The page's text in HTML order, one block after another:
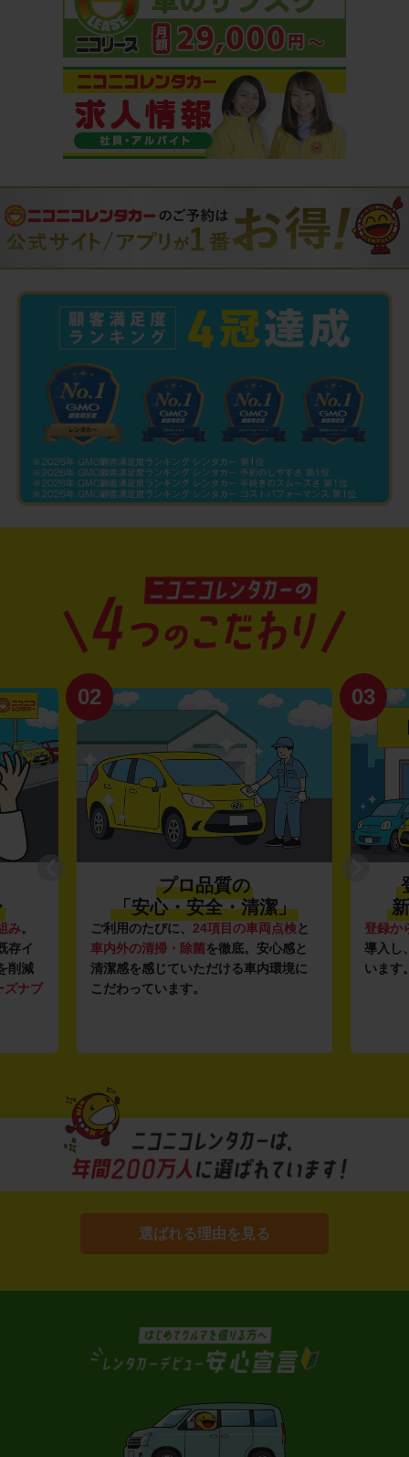
み。
存イ
削減
ズナブ
02
プロ品質の
「安心・安全・清潔」
ご利用のたびに、 24項目の車両点検と
車内外の清掃・除菌を徹底。安心感と
清潔感を感じていただける車内環境に
こだわっています。
03
登録か
導入し
います
選ばれる理由を見る